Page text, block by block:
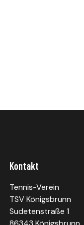
Kontakt
Tennis-Verein
TSV Königsbrunn
Sudetenstraße 1